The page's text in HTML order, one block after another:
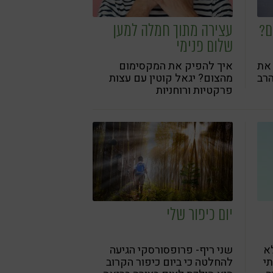
את
עצירה מתוך חמלה למען
שלום פנימי
איך להפיק את המקסימום
מהצום? יגאל קוטין עם עצות
פרקטיות ורוחניות
יום כיפור שלי
שני ריף- פרופסורסקי הגיעה
להחלטה כי ביום כיפור הקרוב